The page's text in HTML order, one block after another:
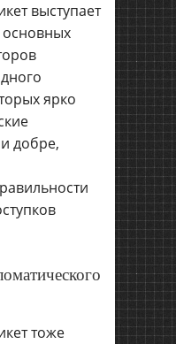
выступает
основных
ярко
добре,
тоже